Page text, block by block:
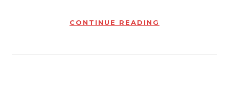
CONTINUE READING